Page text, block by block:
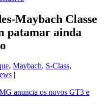
Maybach Classe
patamar ainda
, Maybach, S-Class,
|